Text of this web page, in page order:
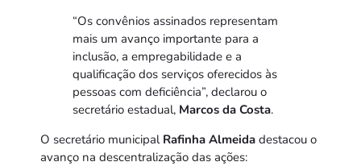
“Os convênios assinados representam
mais um avanço importante para a
inclusão, a empregabilidade e a
qualificação dos serviços oferecidos às
pessoas com deficiência”, declarou o
secretário estadual, Marcos da Costa.
O secretário municipal Rafinha Almeida destacou o
avanço na descentralização das ações: